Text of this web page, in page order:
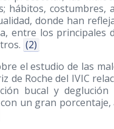
hábitos,
donde han
entre los principales
(2)
el estudio de las
de Roche del IVIC
bucal y deglución
un gran